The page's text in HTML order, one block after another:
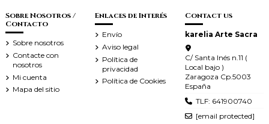
Sobre Nosotros /
Contacto
Sobre nosotros
Contacte con
nosotros
Mi cuenta
Mapa del sitio
Enlaces de Interés
Envío
Aviso legal
Política de
privacidad
Política de Cookies
Contact us
karelia Arte Sacra
C/ Santa Inés n.11 (
Local bajo )
Zaragoza Cp.5003
España
TLF: 641900740
[email protected]